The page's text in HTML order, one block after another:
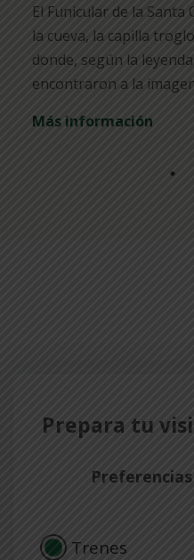
El Funicular de la
la cueva, la capilla
donde, según la
encontraron a la
Más información
Prepara tu
Trenes